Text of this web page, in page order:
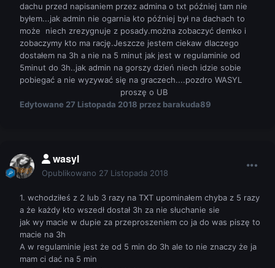
dachu przed napisaniem przez admina o txt później tam nie
byłem...jak admin nie ogarnia kto później był na dachach to
może niech zrezygnuje z posady.można zobaczyć demko i
zobaczymy kto ma rację.Jeszcze jestem ciekaw dlaczego
dostałem na 3h a nie na 5 minut jak jest w regulaminie od
5minut do 3h..jak admin na gorszy dzień niech idzie sobie
pobiegać a nie wyzywać się na graczech....pozdro WASYL
proszę o UB
Edytowane 27 Listopada 2018 przez barakuda89
wasyl
Opublikowano 27 Listopada 2018
1. wchodziłeś z 2 lub 3 razy na TXT upominałem chyba z 5 razy
a że każdy kto wszedł dostał 3h za nie słuchanie sie
jak wy macie w dupie za przeproszeniem co ja do was piszę to
macie na 3h
A w regulaminie jest że od 5 min do 3h ale to nie znaczy że ja
mam ci dać na 5 min